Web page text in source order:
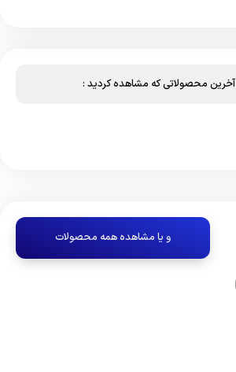
آخرین محصولاتی که مشاهده کردید :
و یا مشاهده همه محصولات